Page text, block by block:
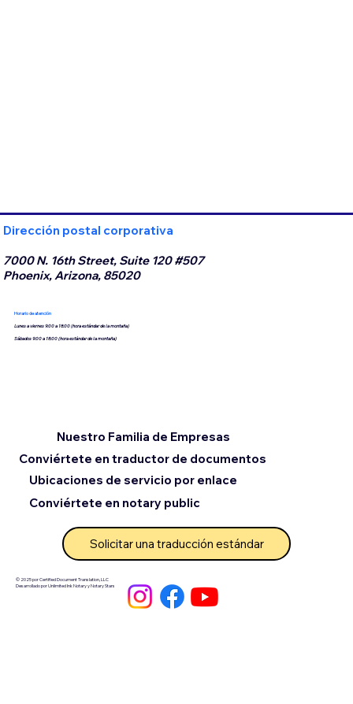
Dirección postal corporativa
7000 N. 16th Street, Suite 120 #507
Phoenix, Arizona, 85020
Horario de atención
Lunes a viernes 9:00 a 18:00 (hora estándar de la montaña)
Sábados 9:00 a 18:00 (hora estándar de la montaña)
© 2025 por Certified Document Translation, LLC
Desarrollado por Unlimited Ink Notary y Notary Stars
Conviértete en traductor de documentos
Ubicaciones de servicio por enlace
Nuestro Familia de Empresas
Conviértete en notary public
Solicitar una traducción estándar